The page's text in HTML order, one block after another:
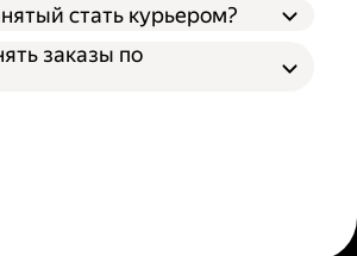
стать курьером?
заказы по